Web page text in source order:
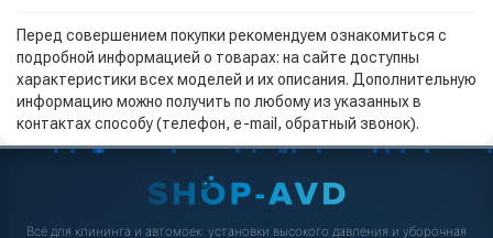
Перед совершением покупки рекомендуем ознакомиться с
подробной информацией о товарах: на сайте доступны
характеристики всех моделей и их описания. Дополнительную
информацию можно получить по любому из указанных в
контактах способу (телефон, e-mail, обратный звонок).
Всё для клининга и автомоек: установки высокого давления и уборочная